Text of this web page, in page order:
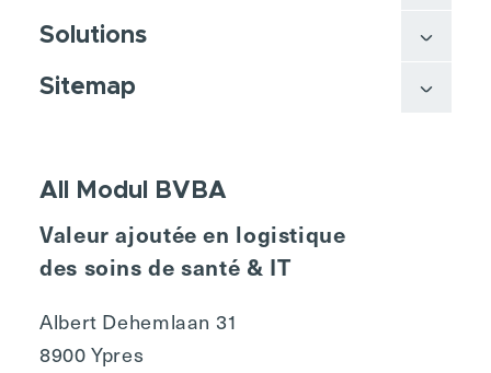
Solutions
Sitemap
All Modul BVBA
Valeur ajoutée en logistique
des soins de santé & IT
Albert Dehemlaan 31
8900 Ypres